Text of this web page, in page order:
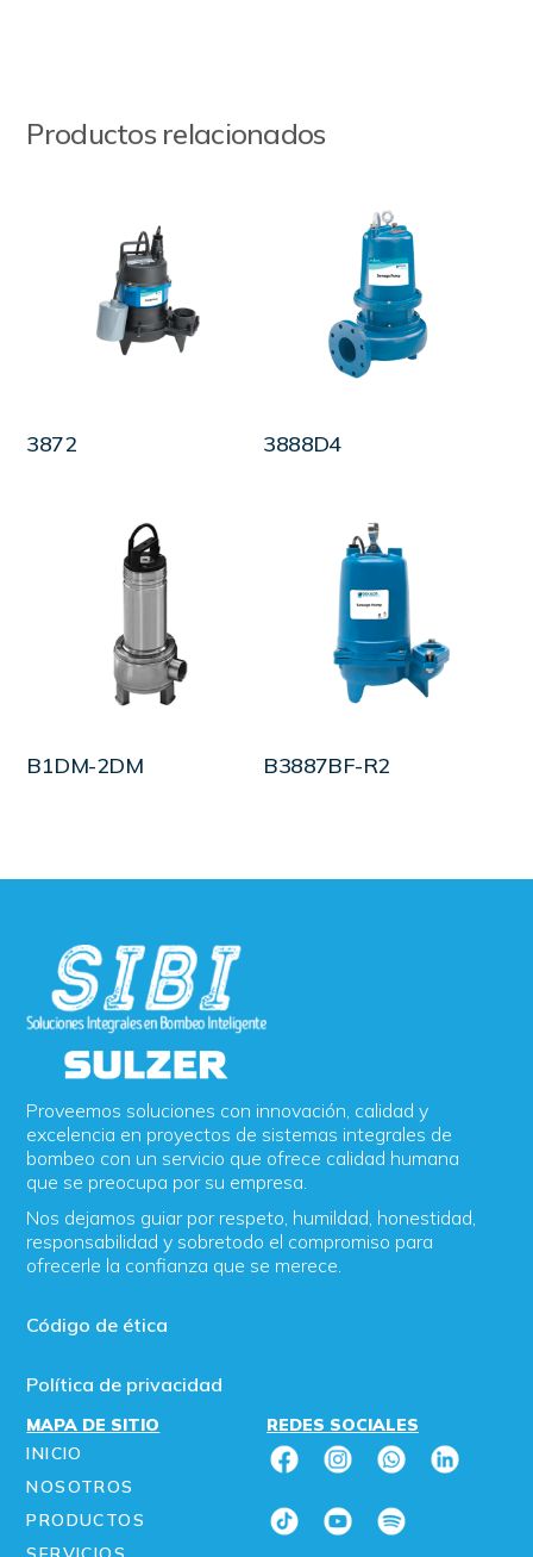
Productos relacionados
3872 3888D4
B1DM-2DM B3887BF-R2
Proveemos soluciones con innovación, calidad y
excelencia en proyectos de sistemas integrales de
bombeo con un servicio que ofrece calidad humana
que se preocupa por su empresa.
Nos dejamos guiar por respeto, humildad, honestidad,
responsabilidad y sobretodo el compromiso para
ofrecerle la confianza que se merece.
Código de ética
Política de privacidad
MAPA DE SITIO
INICIO
NOSOTROS
PRODUCTOS
REDES SOCIALES